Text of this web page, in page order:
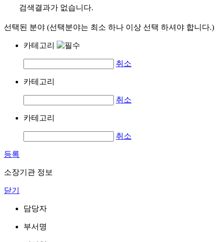
검색결과가 없습니다.
선택된 분야 (선택분야는 최소 하나 이상 선택 하셔야 합니다.)
카테고리
취소
카테고리
취소
카테고리
취소
등록
소장기관 정보
닫기
담당자
부서명